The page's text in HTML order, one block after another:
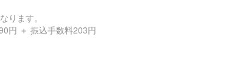
ります。
円 ＋ 振込手数料203円